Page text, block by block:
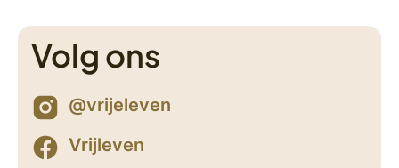
Volg ons
@vrijeleven
Vrijleven